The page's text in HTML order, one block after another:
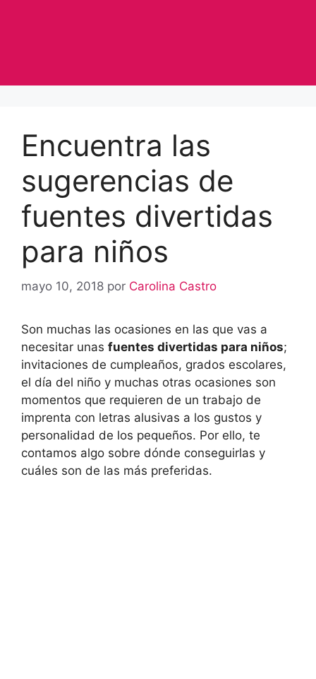
Encuentra las
sugerencias de
fuentes divertidas
para niños
mayo 10, 2018 por Carolina Castro
Son muchas las ocasiones en las que vas a
necesitar unas fuentes divertidas para niños;
invitaciones de cumpleaños, grados escolares,
el día del niño y muchas otras ocasiones son
momentos que requieren de un trabajo de
imprenta con letras alusivas a los gustos y
personalidad de los pequeños. Por ello, te
contamos algo sobre dónde conseguirlas y
cuáles son de las más preferidas.